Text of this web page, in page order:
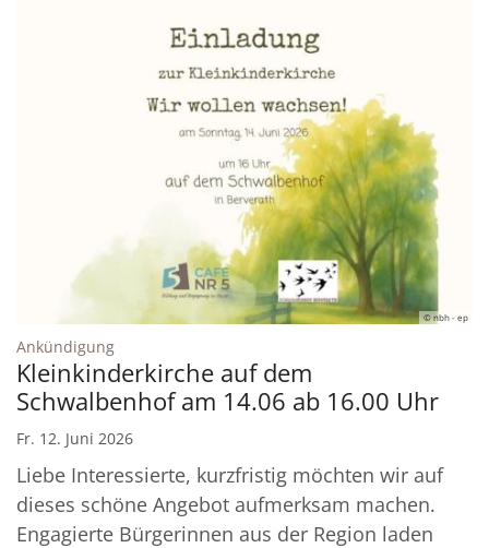
© nbh - ep
Ankündigung:
Kleinkinderkirche auf dem
Schwalbenhof am 14.06 ab 16.00 Uhr
Fr. 12. Juni 2026
Liebe Interessierte, kurzfristig möchten wir auf
dieses schöne Angebot aufmerksam machen.
Engagierte Bürgerinnen aus der Region laden